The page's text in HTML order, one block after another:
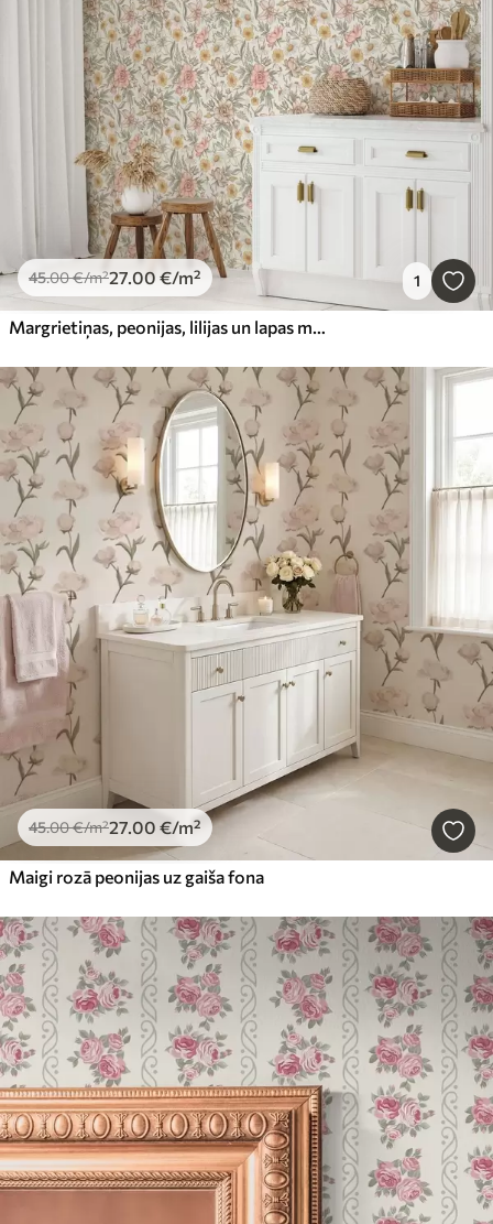
45.00€/m²27.00 €/m² 1
Margrietiņas, peonijas, lilijas un lapas maigās krāsās
45.00€/m²27.00 €/m²
Maigi rozā peonijas uz gaiša fona